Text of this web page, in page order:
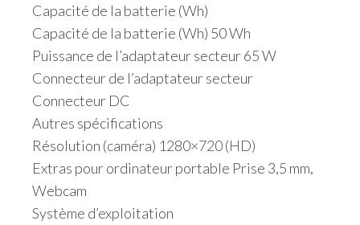
Capacité de la batterie (Wh)
Capacité de la batterie (Wh) 50 Wh
Puissance de l’adaptateur secteur 65 W
Connecteur de l’adaptateur secteur
Connecteur DC
Autres spécifications
Résolution (caméra) 1280×720 (HD)
Extras pour ordinateur portable Prise 3,5 mm,
Webcam
Système d’exploitation